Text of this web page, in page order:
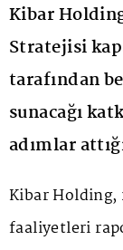
Kibar
Stratejisi
tarafından
sunacağı
adımlar
Kibar
faaliyetleri